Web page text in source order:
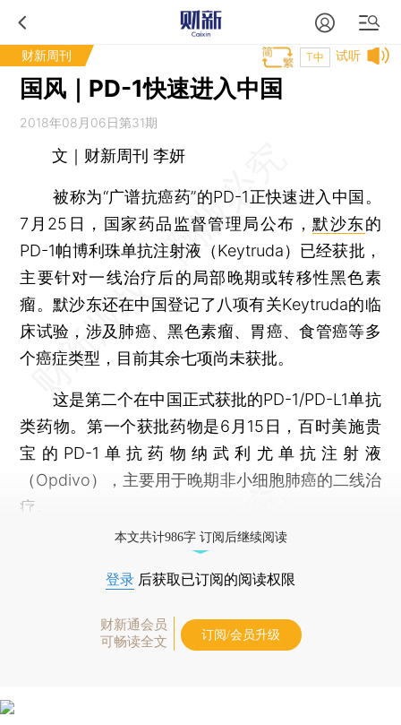
财新周刊 试听
T中
国风｜PD-1快速进入中国
2018年08月06日第31期
文｜财新周刊 李妍
被称为“广谱抗癌药”的PD-1正快速进入中国。
7月25日，国家药品监督管理局公布，默沙东的
PD-1帕博利珠单抗注射液（Keytruda）已经获批，
主要针对一线治疗后的局部晚期或转移性黑色素
瘤。默沙东还在中国登记了八项有关Keytruda的临
床试验，涉及肺癌、黑色素瘤、胃癌、食管癌等多
个癌症类型，目前其余七项尚未获批。
这是第二个在中国正式获批的PD-1/PD-L1单抗
类药物。第一个获批药物是6月15日，百时美施贵
宝的PD-1单抗药物纳武利尤单抗注射液
（Opdivo），主要用于晚期非小细胞肺癌的二线治
疗。
本文共计986字 订阅后继续阅读
登录 后获取已订阅的阅读权限
财新通会员
可畅读全文
订阅/会员升级